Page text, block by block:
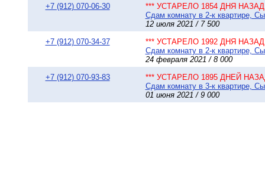
+7 (912) 070-06-30
*** УСТАРЕЛО 1854 ДНЯ НАЗАД
Сдам комнату в 2-к квартире,
12 июля 2021 / 7 500
+7 (912) 070-34-37
*** УСТАРЕЛО 1992 ДНЯ НАЗАД
Сдам комнату в 2-к квартире,
24 февраля 2021 / 8 000
+7 (912) 070-93-83
*** УСТАРЕЛО 1895 ДНЕЙ
Сдам комнату в 3-к квартире,
01 июня 2021 / 9 000